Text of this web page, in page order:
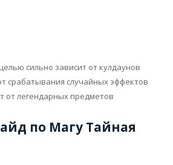
сильно зависит от кулдаунов
срабатывания случайных эффектов
от легендарных предметов
по Магу Тайная